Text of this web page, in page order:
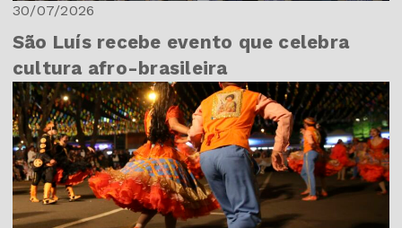
30/07/2026
São Luís recebe evento que celebra
cultura afro-brasileira